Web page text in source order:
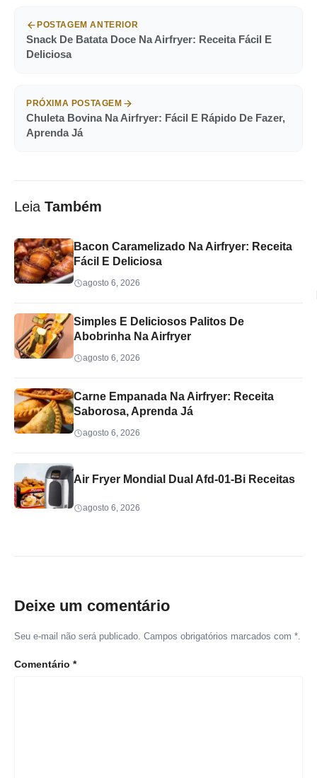
POSTAGEM ANTERIOR
Snack De Batata Doce Na Airfryer: Receita Fácil E
Deliciosa
PRÓXIMA POSTAGEM
Chuleta Bovina Na Airfryer: Fácil E Rápido De Fazer,
Aprenda Já
Leia Também
Bacon Caramelizado Na Airfryer: Receita
Fácil E Deliciosa
agosto 6, 2026
Simples E Deliciosos Palitos De
Abobrinha Na Airfryer
agosto 6, 2026
Carne Empanada Na Airfryer: Receita
Saborosa, Aprenda Já
agosto 6, 2026
Air Fryer Mondial Dual Afd-01-Bi Receitas
agosto 6, 2026
Deixe um comentário
Seu e-mail não será publicado. Campos obrigatórios marcados com *.
Comentário *